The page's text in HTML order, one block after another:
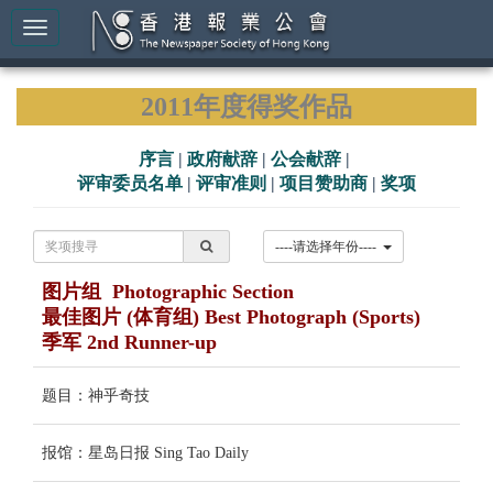
2011年度得奖作品
序言 | 政府献辞 | 公会献辞 |
评审委员名单 | 评审准则 | 项目赞助商 | 奖项
图片组 Photographic Section
最佳图片 (体育组) Best Photograph (Sports)
季军 2nd Runner-up
题目：神乎奇技
报馆：星岛日报 Sing Tao Daily